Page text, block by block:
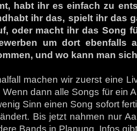
habt ihr es einfach zu
ihr das, spielt ihr das
oder macht ihr das Song
um dort ebenfalls
und wo kann man
machen wir zuerst eine
Wenn dann alle Songs für ein
Sinn einen Song sofort
Bis jetzt nahmen nur
Bands in Planung. Infos